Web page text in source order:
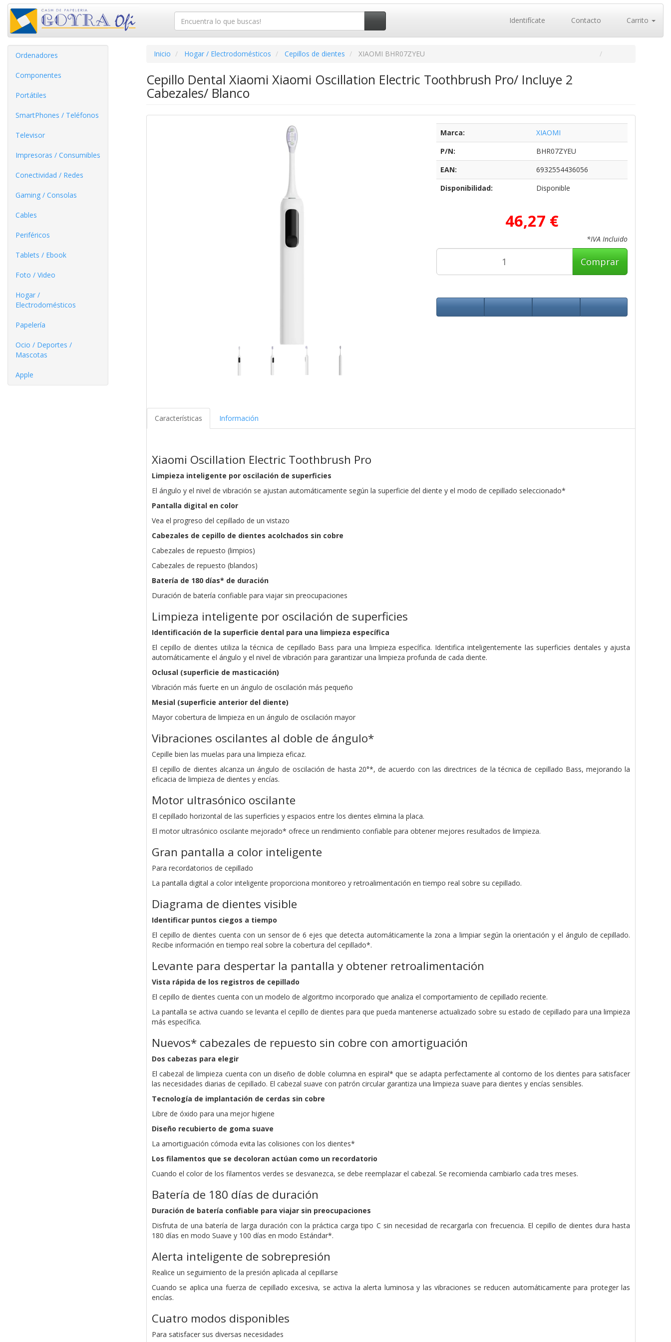
Identifícate Contacto Carrito
Ordenadores
Componentes
Portátiles
SmartPhones / Teléfonos
Televisor
Impresoras / Consumibles
Conectividad / Redes
Gaming / Consolas
Cables
Periféricos
Tablets / Ebook
Foto / Video
Hogar /
Electrodomésticos
Papelería
Ocio / Deportes /
Mascotas
Apple
Inicio Hogar / Electrodomésticos Cepillos de dientes XIAOMI BHR07ZYEU
Cepillo Dental Xiaomi Xiaomi Oscillation Electric Toothbrush Pro/ Incluye 2
Cabezales/ Blanco
Marca:
XIAOMI
P/N:
BHR07ZYEU
EAN:
6932554436056
Disponibilidad:
Disponible
46,27 €
*IVA Incluido
Comprar
Características Información
Xiaomi Oscillation Electric Toothbrush Pro
Limpieza inteligente por oscilación de superficies
El ángulo y el nivel de vibración se ajustan automáticamente según la superficie del diente y el modo de cepillado seleccionado*
Pantalla digital en color
Vea el progreso del cepillado de un vistazo
Cabezales de cepillo de dientes acolchados sin cobre
Cabezales de repuesto (limpios)
Cabezales de repuesto (blandos)
Batería de 180 días* de duración
Duración de batería confiable para viajar sin preocupaciones
Limpieza inteligente por oscilación de superficies
Identificación de la superficie dental para una limpieza específica
El cepillo de dientes utiliza la técnica de cepillado Bass para una limpieza específica. Identifica inteligentemente las superficies dentales y ajusta
automáticamente el ángulo y el nivel de vibración para garantizar una limpieza profunda de cada diente.
Oclusal (superficie de masticación)
Vibración más fuerte en un ángulo de oscilación más pequeño
Mesial (superficie anterior del diente)
Mayor cobertura de limpieza en un ángulo de oscilación mayor
Vibraciones oscilantes al doble de ángulo*
Cepille bien las muelas para una limpieza eficaz.
El cepillo de dientes alcanza un ángulo de oscilación de hasta 20°*, de acuerdo con las directrices de la técnica de cepillado Bass, mejorando la
eficacia de limpieza de dientes y encías.
Motor ultrasónico oscilante
El cepillado horizontal de las superficies y espacios entre los dientes elimina la placa.
El motor ultrasónico oscilante mejorado* ofrece un rendimiento confiable para obtener mejores resultados de limpieza.
Gran pantalla a color inteligente
Para recordatorios de cepillado
La pantalla digital a color inteligente proporciona monitoreo y retroalimentación en tiempo real sobre su cepillado.
Diagrama de dientes visible
Identificar puntos ciegos a tiempo
El cepillo de dientes cuenta con un sensor de 6 ejes que detecta automáticamente la zona a limpiar según la orientación y el ángulo de cepillado.
Recibe información en tiempo real sobre la cobertura del cepillado*.
Levante para despertar la pantalla y obtener retroalimentación
Vista rápida de los registros de cepillado
El cepillo de dientes cuenta con un modelo de algoritmo incorporado que analiza el comportamiento de cepillado reciente.
La pantalla se activa cuando se levanta el cepillo de dientes para que pueda mantenerse actualizado sobre su estado de cepillado para una limpieza
más específica.
Nuevos* cabezales de repuesto sin cobre con amortiguación
Dos cabezas para elegir
El cabezal de limpieza cuenta con un diseño de doble columna en espiral* que se adapta perfectamente al contorno de los dientes para satisfacer
las necesidades diarias de cepillado. El cabezal suave con patrón circular garantiza una limpieza suave para dientes y encías sensibles.
Tecnología de implantación de cerdas sin cobre
Libre de óxido para una mejor higiene
Diseño recubierto de goma suave
La amortiguación cómoda evita las colisiones con los dientes*
Los filamentos que se decoloran actúan como un recordatorio
Cuando el color de los filamentos verdes se desvanezca, se debe reemplazar el cabezal. Se recomienda cambiarlo cada tres meses.
Batería de 180 días de duración
Duración de batería confiable para viajar sin preocupaciones
Disfruta de una batería de larga duración con la práctica carga tipo C sin necesidad de recargarla con frecuencia. El cepillo de dientes dura hasta
180 días en modo Suave y 100 días en modo Estándar*.
Alerta inteligente de sobrepresión
Realice un seguimiento de la presión aplicada al cepillarse
Cuando se aplica una fuerza de cepillado excesiva, se activa la alerta luminosa y las vibraciones se reducen automáticamente para proteger las
encías.
Cuatro modos disponibles
Para satisfacer sus diversas necesidades